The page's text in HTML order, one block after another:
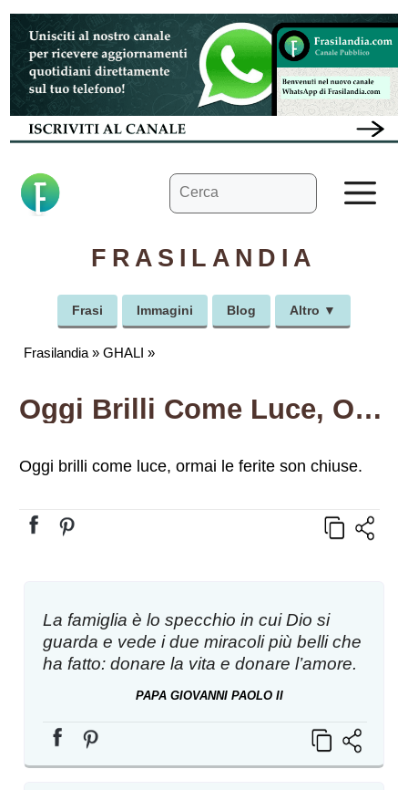
Vai
contenuto
Ricerca
per:
FRASILANDIA
Frasi Immagini Blog Altro ▼
Frasilandia »GHALI »
Oggi Brilli Come Luce, Ormai Le Ferite Son Chiuse.
Oggi brilli come luce, ormai le ferite son chiuse.
La famiglia è lo specchio in cui Dio si
guarda e vede i due miracoli più belli che
ha fatto: donare la vita e donare l’amore.
PAPA GIOVANNI PAOLO II